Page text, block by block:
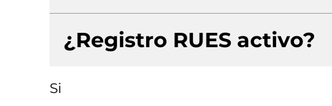
¿Registro RUES activo?
Si